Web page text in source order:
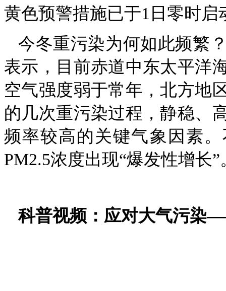
黄色预警措施已于1日零时启
今冬重污染为何如此频繁
表示，目前赤道中东太平洋
空气强度弱于常年，北方地
的几次重污染过程，静稳、
频率较高的关键气象因素
PM2.5浓度出现“爆发性增长”
科普视频：应对大气污染